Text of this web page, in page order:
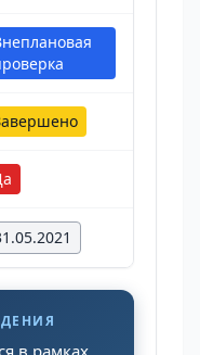
в рамках